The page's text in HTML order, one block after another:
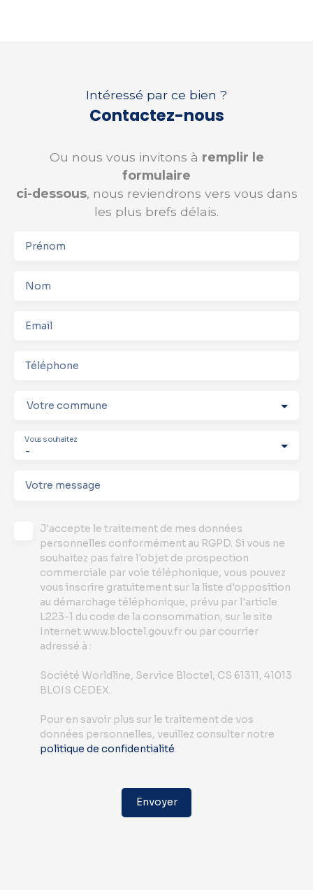
Intéressé par ce bien ?
Contactez-nous
Ou nous vous invitons à remplir le
formulaire
ci-dessous, nous reviendrons vers vous dans
les plus brefs délais.
Prénom
Nom
Email
Téléphone
Votre commune
-
Vous souhaitez
Votre message
J'accepte le traitement de mes données
personnelles conformément au RGPD. Si vous ne
souhaitez pas faire l'objet de prospection
commerciale par voie téléphonique, vous pouvez
vous inscrire gratuitement sur la liste d'opposition
au démarchage téléphonique, prévu par l'article
L223-1 du code de la consommation, sur le site
Internet www.bloctel.gouv.fr ou par courrier
adressé à :
Société Worldline, Service Bloctel, CS 61311, 41013
BLOIS CEDEX.
Pour en savoir plus sur le traitement de vos
données personnelles, veuillez consulter notre
politique de confidentialité.
Envoyer